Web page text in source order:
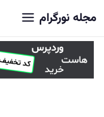
مجله نورگرام